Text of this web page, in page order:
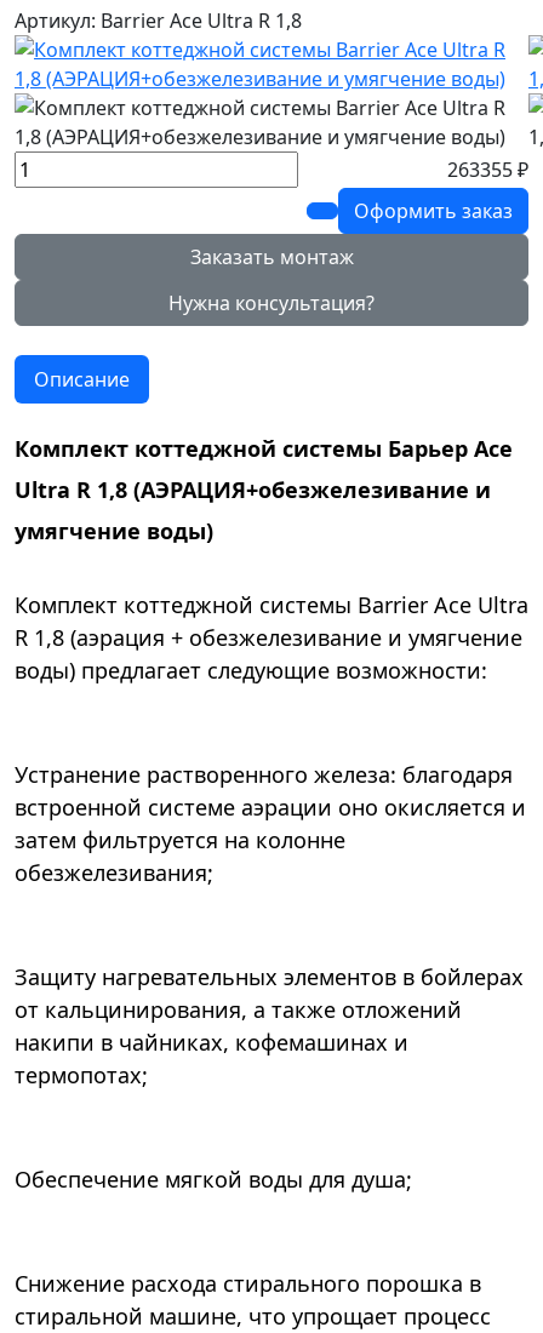
Артикул: Barrier Ace Ultra R 1,8
263355 ₽
Оформить заказ
Заказать монтаж
Нужна консультация?
Описание
Комплект коттеджной системы Барьер Ace
Ultra R 1,8 (АЭРАЦИЯ+обезжелезивание и
умягчение воды)
Комплект коттеджной системы Barrier Ace Ultra
R 1,8 (аэрация + обезжелезивание и умягчение
воды) предлагает следующие возможности:
Устранение растворенного железа: благодаря
встроенной системе аэрации оно окисляется и
затем фильтруется на колонне
обезжелезивания;
Защиту нагревательных элементов в бойлерах
от кальцинирования, а также отложений
накипи в чайниках, кофемашинах и
термопотах;
Обеспечение мягкой воды для душа;
Снижение расхода стирального порошка в
стиральной машине, что упрощает процесс